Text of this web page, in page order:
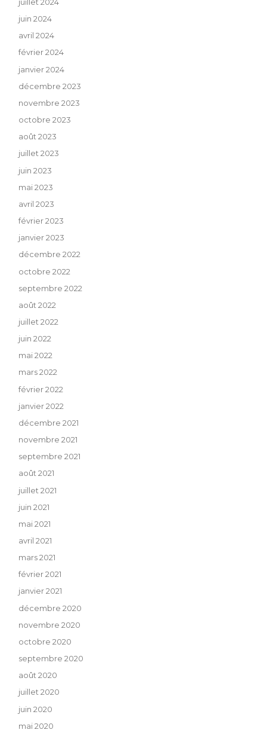
juin 2024
avril 2024
février 2024
janvier 2024
décembre 2023
novembre 2023
octobre 2023
août 2023
juillet 2023
juin 2023
mai 2023
avril 2023
février 2023
janvier 2023
décembre 2022
octobre 2022
septembre 2022
août 2022
juillet 2022
juin 2022
mai 2022
mars 2022
février 2022
janvier 2022
décembre 2021
novembre 2021
septembre 2021
août 2021
juillet 2021
juin 2021
mai 2021
avril 2021
mars 2021
février 2021
janvier 2021
décembre 2020
novembre 2020
octobre 2020
septembre 2020
août 2020
juillet 2020
juin 2020
mai 2020